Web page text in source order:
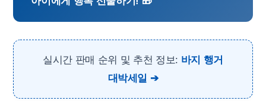
실시간 판매 순위 및 추천 정보: 바지 행거
대박세일